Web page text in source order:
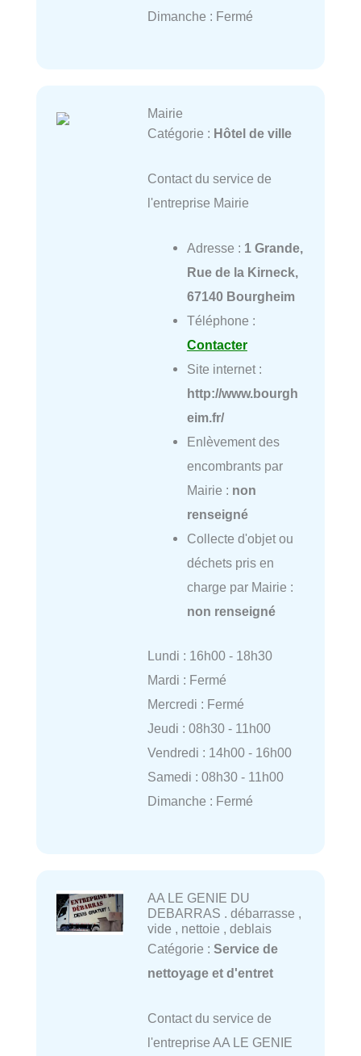
Dimanche : Fermé
Mairie
Catégorie : Hôtel de ville
Contact du service de
l'entreprise Mairie
Adresse : 1 Grande,
Rue de la Kirneck,
67140 Bourgheim
Téléphone :
Contacter
Site internet :
http://www.bourgh
eim.fr/
Enlèvement des
encombrants par
Mairie : non
renseigné
Collecte d'objet ou
déchets pris en
charge par Mairie :
non renseigné
Lundi : 16h00 - 18h30
Mardi : Fermé
Mercredi : Fermé
Jeudi : 08h30 - 11h00
Vendredi : 14h00 - 16h00
Samedi : 08h30 - 11h00
Dimanche : Fermé
AA LE GENIE DU
DEBARRAS . débarrasse ,
vide , nettoie , deblais
Catégorie : Service de
nettoyage et d'entret
Contact du service de
l'entreprise AA LE GENIE